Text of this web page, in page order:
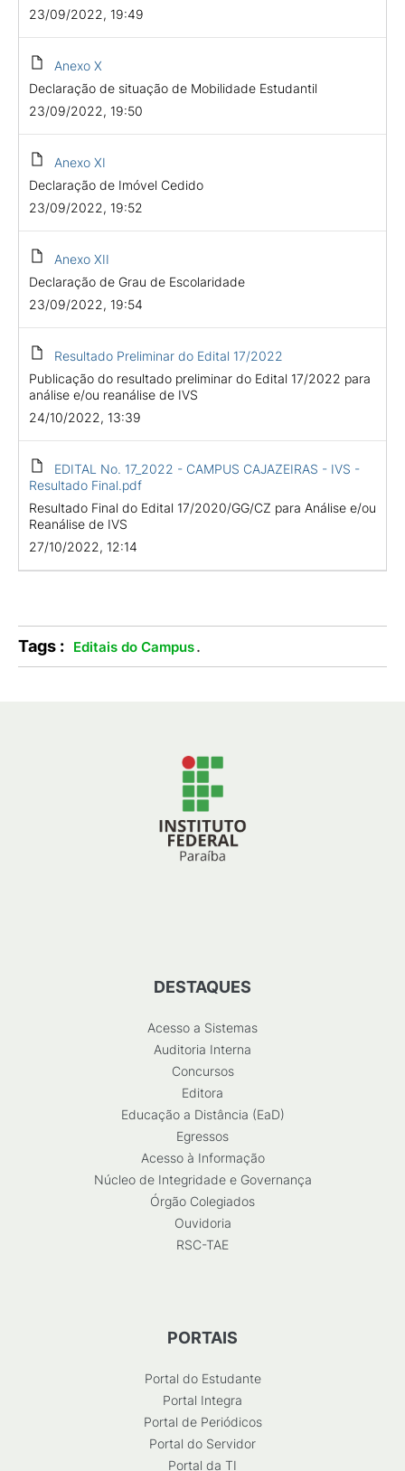
23/09/2022, 19:49
Anexo X
Declaração de situação de Mobilidade Estudantil
23/09/2022, 19:50
Anexo XI
Declaração de Imóvel Cedido
23/09/2022, 19:52
Anexo XII
Declaração de Grau de Escolaridade
23/09/2022, 19:54
Resultado Preliminar do Edital 17/2022
Publicação do resultado preliminar do Edital 17/2022 para
análise e/ou reanálise de IVS
24/10/2022, 13:39
EDITAL No. 17_2022 - CAMPUS CAJAZEIRAS - IVS -
Resultado Final.pdf
Resultado Final do Edital 17/2020/GG/CZ para Análise e/ou
Reanálise de IVS
27/10/2022, 12:14
Tags : Editais do Campus.
DESTAQUES
Acesso a Sistemas
Auditoria Interna
Concursos
Editora
Educação a Distância (EaD)
Egressos
Acesso à Informação
Núcleo de Integridade e Governança
Órgão Colegiados
Ouvidoria
RSC-TAE
PORTAIS
Portal do Estudante
Portal Integra
Portal de Periódicos
Portal do Servidor
Portal da TI